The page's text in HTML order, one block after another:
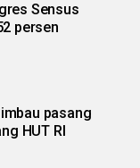
Sensus
persen
pasang
HUT RI